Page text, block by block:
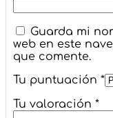
Guarda mi
web en este
que comente.
Tu puntuación *
Tu valoración *